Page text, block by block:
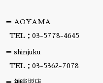
AOYAMA
TEL：03-5778-4645
shinjuku
TEL：03-5362-7078